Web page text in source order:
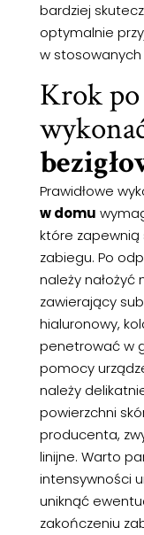
bardziej
optymalnie
w
Krok
Prawidłowe
w domu
które
zabiegu. Po
należy nałożyć
zawierający
hialuronowy,
penetrować w
pomocy
należy
powierzchni
producenta,
linijne. Warto
intensywności
uniknąć
zakończeniu